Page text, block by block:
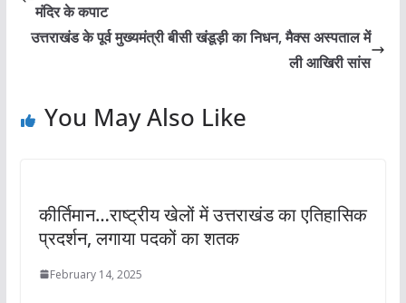
मंदिर के कपाट
उत्तराखंड के पूर्व मुख्यमंत्री बीसी खंडूड़ी का निधन, मैक्स अस्पताल में
ली आखिरी सांस
You May Also Like
कीर्तिमान…राष्ट्रीय खेलों में उत्तराखंड का एतिहासिक
प्रदर्शन, लगाया पदकों का शतक
February 14, 2025